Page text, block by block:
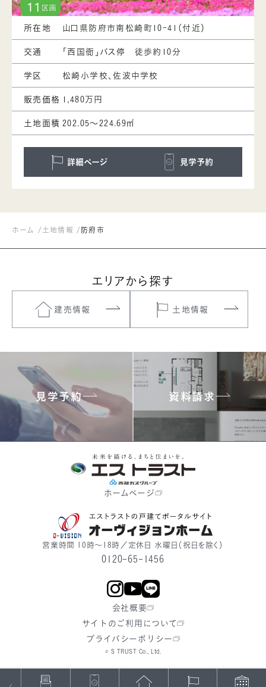
所在地 山口県防府市南松崎町10-41（付近）
交通 「西国衙」バス停 徒歩約10分
学区 松崎小学校、佐波中学校
販売価格 1,480万円
土地面積 202.05～224.69㎡
詳細ページ 見学予約
ホーム 土地情報 防府市
エリアから探す
建売情報 土地情報
見学予約 資料請求
ホームページ
営業時間 10時〜18時／定休日 水曜日（祝日を除く）
0120-65-1456
会社概要
サイトのご利用について
プライバシーポリシー
© S TRUST Co., Ltd.